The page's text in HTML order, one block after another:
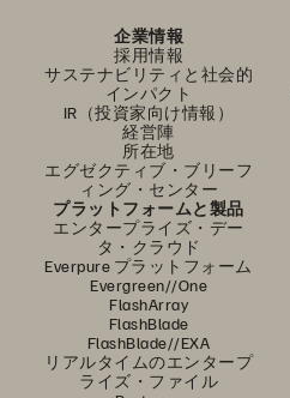
企業情報
採用情報
サステナビリティと社会的
インパクト
IR（投資家向け情報）
経営陣
所在地
エグゼクティブ・ブリーフ
ィング・センター
プラットフォームと製品
エンタープライズ・デー
タ・クラウド
Everpure プラットフォーム
Evergreen//One
FlashArray
FlashBlade
FlashBlade//EXA
リアルタイムのエンタープ
ライズ・ファイル